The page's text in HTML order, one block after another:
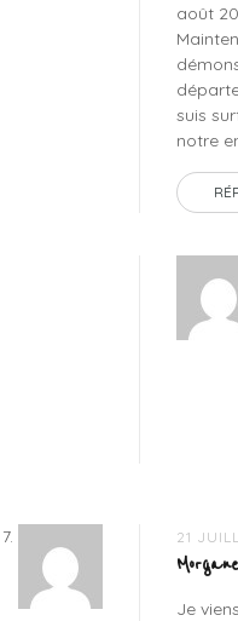
août
suis
notre
21
Morgane
Je